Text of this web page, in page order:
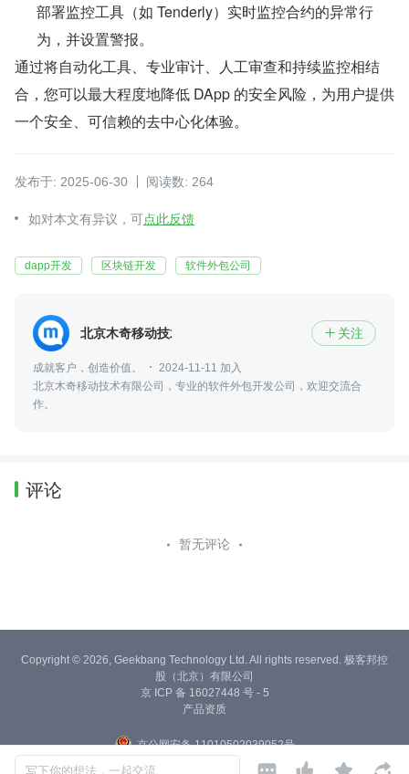
部署监控工具（如 Tenderly）实时监控合约的异常行
为，并设置警报。
通过将自动化工具、专业审计、人工审查和持续监控相结
合，您可以最大程度地降低 DApp 的安全风险，为用户提供
一个安全、可信赖的去中心化体验。
发布于: 2025-06-30 阅读数: 264
如对本文有异议，可点此反馈
dapp开发 区块链开发 软件外包公司
北京木奇移动技术有限公司  关注
成就客户，创造价值。
2024-11-11 加入
北京木奇移动技术有限公司，专业的软件外包开发公司，欢迎交流合
作。
评论
暂无评论
写下你的想法，一起交流
Copyright © 2026, Geekbang Technology Ltd. All rights reserved. 极客邦控
股（北京）有限公司
京 ICP 备 16027448 号 - 5
产品资质
京公网安备 11010502039052号